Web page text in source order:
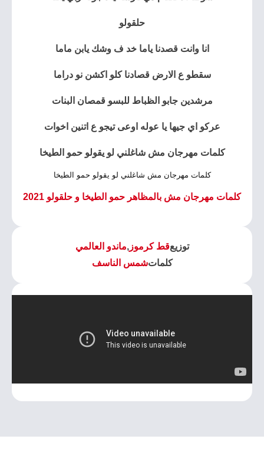
حلقولو
انا وانت قصدنا ياما خد ف وشك يابن ماما
سقطو ع الارض قصادنا كلو اكشن نو دراما
مرشدين جابو الظباط للبسو قمصان البنات
عركو اي جيها يا عوله اوعى تيجو ع اتنين اخوات
كلمات مهرجان مش شاغلني لو يقولو حمو الطيخا
كلمات مهرجان مش شاغلني لو يقولو حمو الطيخا
كلمات مهرجان مش بالمظاهر حمو الطيخا و حلقولو 2021
توزيعقط كرموز,ماندو العالمي
كلماتشمس الناسف